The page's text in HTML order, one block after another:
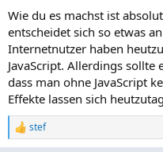
Wie du es machst ist
entscheidet sich so etwas
Internetnutzer haben
JavaScript. Allerdings sollte
dass man ohne JavaScript
Effekte lassen sich
R
e
stef